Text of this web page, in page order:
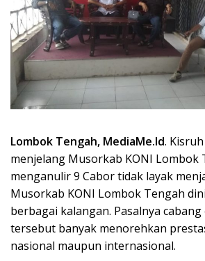
Lombok Tengah, MediaMe.Id.
menjelang Musorkab KONI Lombok
menganulir 9 Cabor tidak layak
Musorkab KONI Lombok Tengah
berbagai kalangan. Pasalnya
tersebut banyak menorehkan
nasional maupun internasional.